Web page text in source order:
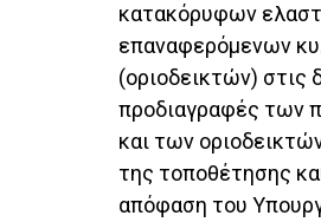
κατακόρυφων
επαναφερόμενων
(οριοδεικτών) στις
προδιαγραφές των
και των
της τοποθέτησης
απόφαση του